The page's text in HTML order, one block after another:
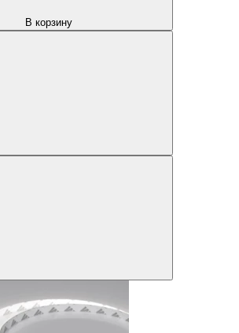
В корзину